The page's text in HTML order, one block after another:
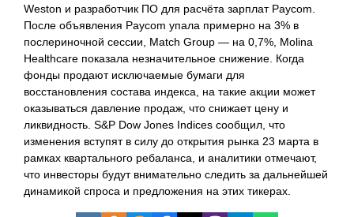
Weston и разработчик ПО для расчёта зарплат Paycom.
После объявления Paycom упала примерно на 3% в
послериночной сессии, Match Group — на 0,7%, Molina
Healthcare показала незначительное снижение. Когда
фонды продают исключаемые бумаги для
восстановления состава индекса, на такие акции может
оказываться давление продаж, что снижает цену и
ликвидность. S&P Dow Jones Indices сообщил, что
изменения вступят в силу до открытия рынка 23 марта в
рамках квартального ребаланса, и аналитики отмечают,
что инвесторы будут внимательно следить за дальнейшей
динамикой спроса и предложения на этих тикерах.